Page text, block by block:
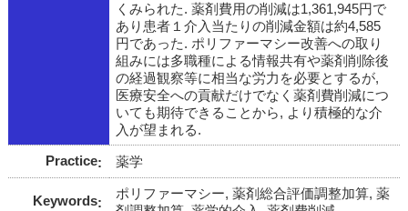
くみられた. 薬剤費用の削減は1,361,945円で
あり患者１介入当たりの削減金額は約4,585
円であった. ポリファーマシー改善への取り
組みには多職種による情報共有や薬剤削除後
の経過観察等に相当な労力を必要とするが,
医療安全への貢献だけでなく薬剤費削減につ
いても期待できることから, より積極的な介
入が望まれる.
Practice
薬学
Keywords
ポリファーマシー, 薬剤総合評価調整加算, 薬